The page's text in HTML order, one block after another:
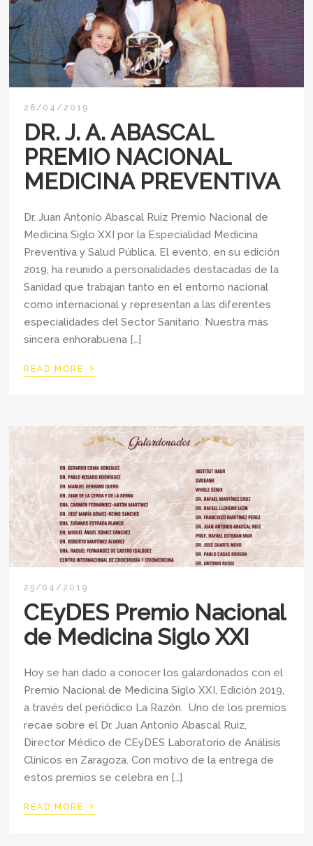
26/04/2019
DR. J. A. ABASCAL
PREMIO NACIONAL
MEDICINA PREVENTIVA
Dr. Juan Antonio Abascal Ruiz Premio Nacional de
Medicina Siglo XXI por la Especialidad Medicina
Preventiva y Salud Pública. El evento, en su edición
2019, ha reunido a personalidades destacadas de la
Sanidad que trabajan tanto en el entorno nacional
como internacional y representan a las diferentes
especialidades del Sector Sanitario. Nuestra más
sincera enhorabuena […]
READ MORE ›
25/04/2019
CEyDES Premio Nacional
de Medicina Siglo XXI
Hoy se han dado a conocer los galardonados con el
Premio Nacional de Medicina Siglo XXI, Edición 2019,
a través del periódico La Razón. Uno de los premios
recae sobre el Dr. Juan Antonio Abascal Ruiz,
Director Médico de CEyDES Laboratorio de Análisis
Clínicos en Zaragoza. Con motivo de la entrega de
estos premios se celebra en […]
READ MORE ›